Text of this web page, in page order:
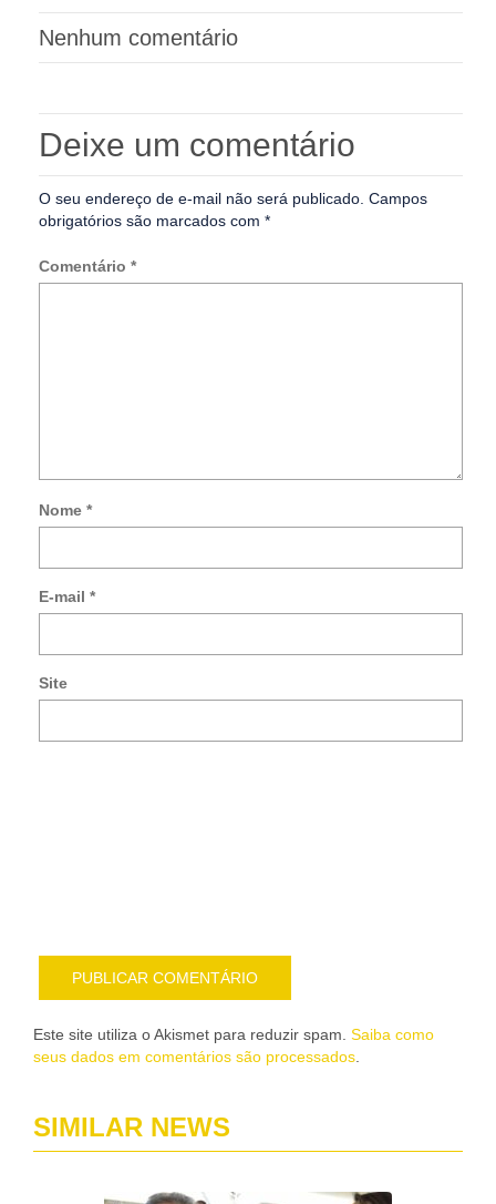
Nenhum comentário
Deixe um comentário
O seu endereço de e-mail não será publicado. Campos
obrigatórios são marcados com *
Comentário *
Nome *
E-mail *
Site
Este site utiliza o Akismet para reduzir spam. Saiba como
seus dados em comentários são processados
SIMILAR NEWS